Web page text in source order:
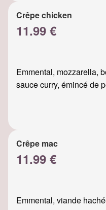
Crêpe chicken
11.99 €
Emmental, mozzarella,
sauce curry, émincé de
Crêpe mac
11.99 €
Emmental, viande